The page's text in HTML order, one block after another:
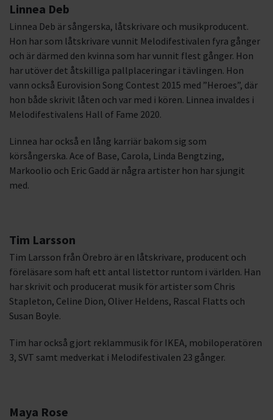
Linnea Deb
Linnea Deb är sångerska, låtskrivare och musikproducent.
Hon har som låtskrivare vunnit Melodifestivalen fyra gånger
och är därmed den kvinna som har vunnit flest gånger. Hon
har utöver det åtskilliga pallplaceringar i tävlingen. Hon
vann också Eurovision Song Contest 2015 med ”Heroes”, där
hon både skrivit låten och var med i kören. Linnea invaldes i
Melodifestivalens Hall of Fame 2020.
Linnea har också en lång karriär bakom sig som
körsångerska. Ace of Base, Carola, Linda Bengtzing,
Markoolio och Eric Gadd är några artister hon har sjungit
med.
Tim Larsson
Tim Larsson från Örebro är en låtskrivare, producent och
föreläsare som haft ett antal listettor runtom i världen. Han
har skrivit och producerat musik för artister som Chris
Stapleton, Celine Dion, Oliver Heldens, Rascal Flatts och
Susan Boyle.
Tim har också gjort reklammusik för IKEA, mobiloperatören
3, SVT samt medverkat i Melodifestivalen 23 gånger.
Maya Rose